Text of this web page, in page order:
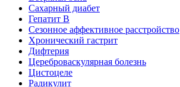
Сахарный диабет
Гепатит B
Сезонное аффективное расстройство
Хронический гастрит
Дифтерия
Цереброваскулярная болезнь
Цистоцеле
Радикулит